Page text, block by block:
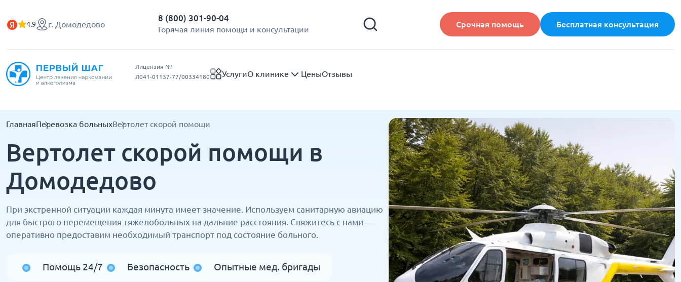
4.9 г. Домодедово
8 (800) 301-90-04
Горячая линия помощи и консультации
Срочная помощь Бесплатная консультация
Лицензия №
Л041-01137-77/00334180
УслугиО клинике ЦеныОтзывы
ГлавнаяПеревозка больныхВертолет скорой помощи
Вертолет скорой помощи в
Домодедово
При экстренной ситуации каждая минута имеет значение. Используем санитарную авиацию
для быстрого перемещения тяжелобольных на дальние расстояния. Свяжитесь с нами —
оперативно предоставим необходимый транспорт под состояние больного.
Помощь 24/7 Безопасность Опытные мед. бригады